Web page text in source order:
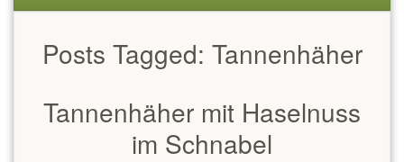
Skip
content
Posts Tagged: Tannenhäher
Tannenhäher mit Haselnuss
im Schnabel